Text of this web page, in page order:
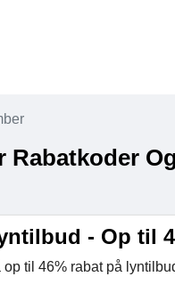
Rabatkoder
- Op til
op til 46% rabat på